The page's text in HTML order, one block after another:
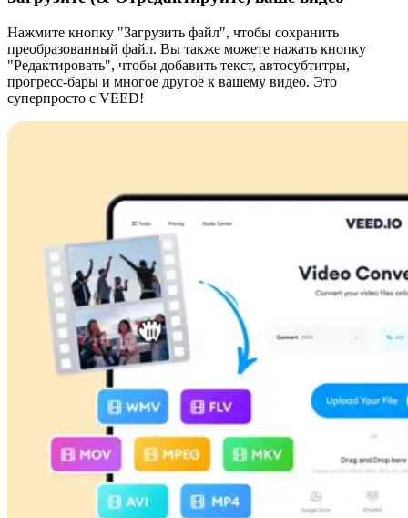
Нажмите кнопку "Загрузить файл", чтобы сохранить
преобразованный файл. Вы также можете нажать кнопку
"Редактировать", чтобы добавить текст, автосубтитры,
прогресс-бары и многое другое к вашему видео. Это
суперпросто с VEED!